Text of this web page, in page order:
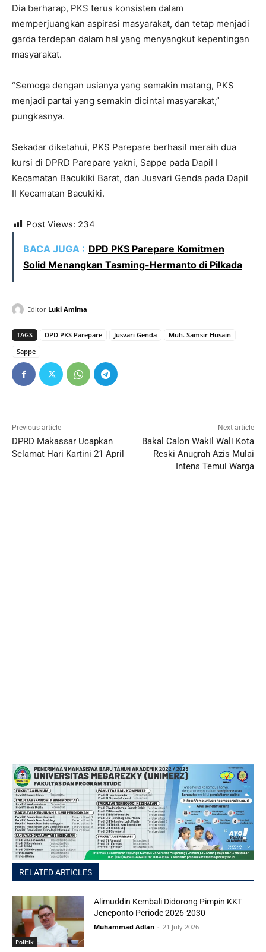
Dia berharap, PKS terus konsisten dalam
memperjuangkan aspirasi masyarakat, dan tetap menjadi
garda terdepan dalam hal yang menyangkut kepentingan
masyarakat.
“Semoga dengan usianya yang semakin matang, PKS
menjadi partai yang semakin dicintai masyarakat,”
pungkasnya.
Sekadar diketahui, PKS Parepare berhasil meraih dua
kursi di DPRD Parepare yakni, Sappe pada Dapil I
Kecamatan Bacukiki Barat, dan Jusvari Genda pada Dapil
II Kecamatan Bacukiki.
Post Views: 234
BACA JUGA : DPD PKS Parepare Komitmen
Solid Menangkan Tasming-Hermanto di Pilkada
Editor Luki Amima
TAGS DPD PKS Parepare Jusvari Genda
Muh. Samsir Husain
Sappe
Previous article
DPRD Makassar Ucapkan
Selamat Hari Kartini 21 April
Next article
Bakal Calon Wakil Wali Kota
Reski Anugrah Azis Mulai
Intens Temui Warga
RELATED ARTICLES
Politik
Alimuddin Kembali Didorong Pimpin KKT
Jeneponto Periode 2026-2030
Muhammad Adlan - 21 July 2026